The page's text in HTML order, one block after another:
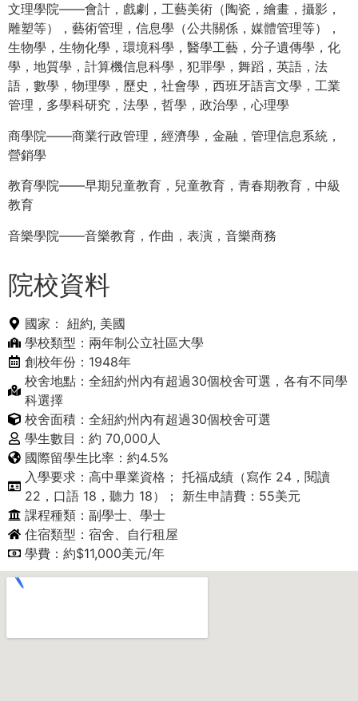
文理學院——會計，戲劇，工藝美術（陶瓷，繪畫，攝影，
雕塑等），藝術管理，信息學（公共關係，媒體管理等），
生物學，生物化學，環境科學，醫學工藝，分子遺傳學，化
學，地質學，計算機信息科學，犯罪學，舞蹈，英語，法
語，數學，物理學，歷史，社會學，西班牙語言文學，工業
管理，多學科研究，法學，哲學，政治學，心理學
商學院——商業行政管理，經濟學，金融，管理信息系統，
營銷學
教育學院——早期兒童教育，兒童教育，青春期教育，中級
教育
音樂學院——音樂教育，作曲，表演，音樂商務
院校資料
國家： 紐約, 美國
學校類型：兩年制公立社區大學
創校年份：1948年
校舍地點：全紐約州內有超過30個校舍可選，各有不同學
科選擇
校舍面積：全紐約州內有超過30個校舍可選
學生數目：約 70,000人
國際留學生比率：約4.5%
入學要求：高中畢業資格； 托福成績（寫作 24，閱讀
22，口語 18，聽力 18）； 新生申請費：55美元
課程種類：副學士、學士
住宿類型：宿舍、自行租屋
學費：約$11,000美元/年